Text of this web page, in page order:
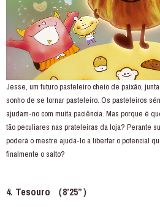
Jesse, um futuro pasteleiro cheio de paixão,
sonho de se tornar pasteleiro. Os pasteleiros
ajudam-no com muita paciência. Mas porque é
tão peculiares nas prateleiras da loja? Perante
poderá o mestre ajudá-lo a libertar o potencial
finalmente o salto?
4. Tesouro （8’25”）